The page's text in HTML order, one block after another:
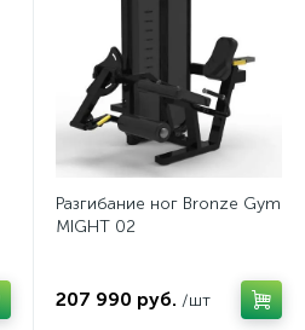
Разгибание ног Bronze Gym
MIGHT 02
207 990 руб. /шт